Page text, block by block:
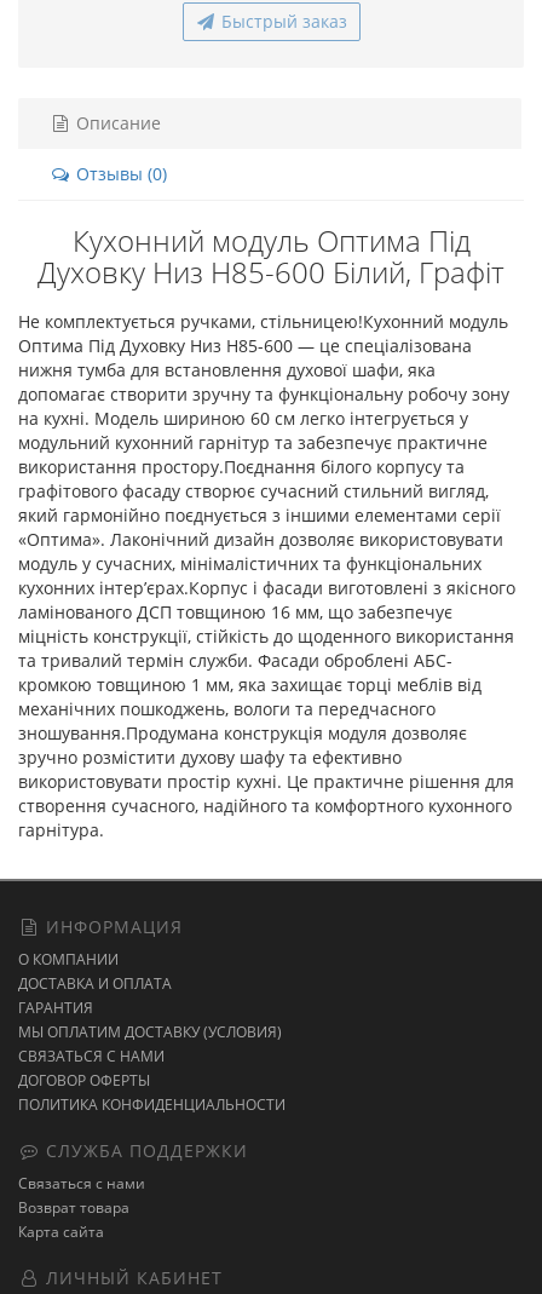
Быстрый заказ
Описание
Отзывы (0)
Кухонний модуль Оптима Під
Духовку Низ Н85-600 Білий, Графіт
Не комплектується ручками, стільницею!Кухонний модуль
Оптима Під Духовку Низ Н85-600 — це спеціалізована
нижня тумба для встановлення духової шафи, яка
допомагає створити зручну та функціональну робочу зону
на кухні. Модель шириною 60 см легко інтегрується у
модульний кухонний гарнітур та забезпечує практичне
використання простору.Поєднання білого корпусу та
графітового фасаду створює сучасний стильний вигляд,
який гармонійно поєднується з іншими елементами серії
«Оптима». Лаконічний дизайн дозволяє використовувати
модуль у сучасних, мінімалістичних та функціональних
кухонних інтер’єрах.Корпус і фасади виготовлені з якісного
ламінованого ДСП товщиною 16 мм, що забезпечує
міцність конструкції, стійкість до щоденного використання
та тривалий термін служби. Фасади оброблені АБС-
кромкою товщиною 1 мм, яка захищає торці меблів від
механічних пошкоджень, вологи та передчасного
зношування.Продумана конструкція модуля дозволяє
зручно розмістити духову шафу та ефективно
використовувати простір кухні. Це практичне рішення для
створення сучасного, надійного та комфортного кухонного
гарнітура.
ИНФОРМАЦИЯ
О КОМПАНИИ
ДОСТАВКА И ОПЛАТА
ГАРАНТИЯ
МЫ ОПЛАТИМ ДОСТАВКУ (УСЛОВИЯ)
СВЯЗАТЬСЯ С НАМИ
ДОГОВОР ОФЕРТЫ
ПОЛИТИКА КОНФИДЕНЦИАЛЬНОСТИ
СЛУЖБА ПОДДЕРЖКИ
Связаться с нами
Возврат товара
Карта сайта
ЛИЧНЫЙ КАБИНЕТ